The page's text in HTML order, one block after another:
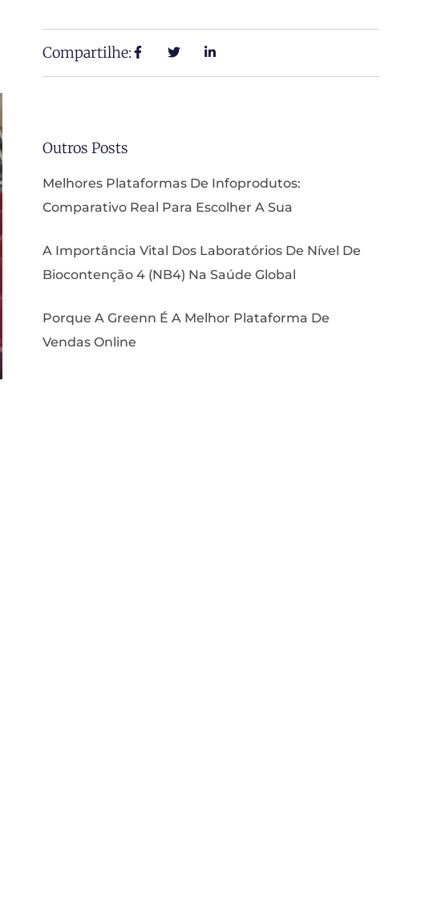
Compartilhe:
Outros Posts
Melhores Plataformas De Infoprodutos:
Comparativo Real Para Escolher A Sua
A Importância Vital Dos Laboratórios De Nível De
Biocontenção 4 (NB4) Na Saúde Global
Porque A Greenn É A Melhor Plataforma De
Vendas Online